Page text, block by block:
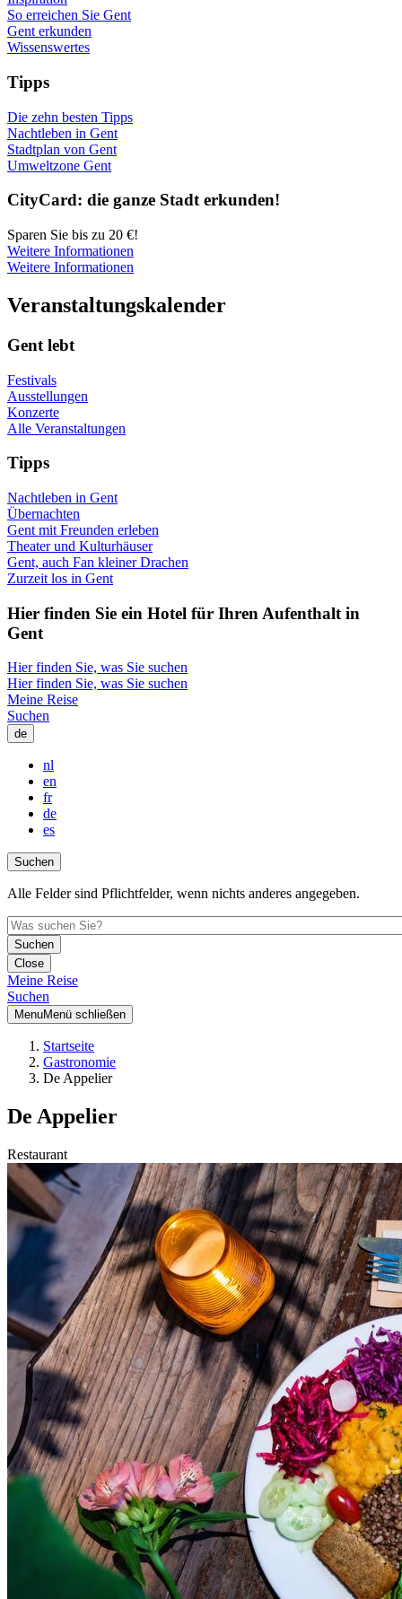
So erreichen Sie Gent
Gent erkunden
Wissenswertes
Tipps
Die zehn besten Tipps
Nachtleben in Gent
Stadtplan von Gent
Umweltzone Gent
City­Card: die gan­ze Stadt erkun­den!
Sparen Sie bis zu 20 €!
Weitere Informationen
Weitere Informationen
Ver­an­stal­tungs­ka­len­der
Gent lebt
Festivals
Ausstellungen
Konzerte
Alle Veranstaltungen
Tipps
Nachtleben in Gent
Übernachten
Gent mit Freunden erleben
Theater und Kulturhäuser
Gent, auch Fan kleiner Drachen
Zurzeit los in Gent
Hier fin­den Sie ein Hotel für Ihren Auf­ent­halt in
Gent
Hier finden Sie, was Sie suchen
Hier finden Sie, was Sie suchen
Meine Reise
Suchen
de
nl
en
fr
de
es
Suchen
Alle Felder sind Pflichtfelder, wenn nichts anderes angegeben.
Close
Meine Reise
Suchen
MenuMenü schließen
Startseite
Gastronomie
De Appelier
De Appe­lier
Restaurant